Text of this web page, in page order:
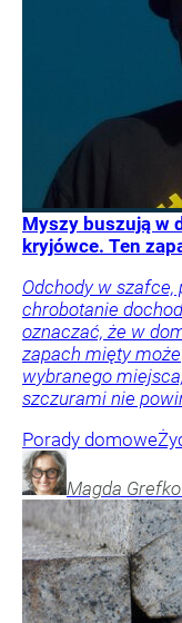
Myszy buszują w
kryjówce. Ten
Odchody w
chrobotanie
oznaczać, że w
zapach mięty
wybranego
szczurami nie
Porady domowe
Magda